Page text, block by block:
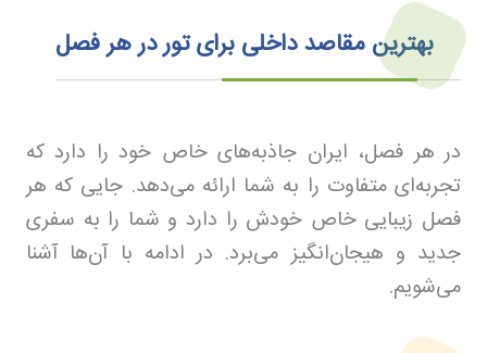
بهترین مقاصد داخلی برای تور در هر فصل
در هر فصل، ایران جاذبه‌های خاص خود را دارد که
تجربه‌ای متفاوت را به شما ارائه می‌دهد. جایی که هر
فصل زیبایی خاص خودش را دارد و شما را به سفری
جدید و هیجان‌انگیز می‌برد. در ادامه با آن‌ها آشنا
می‌شویم.